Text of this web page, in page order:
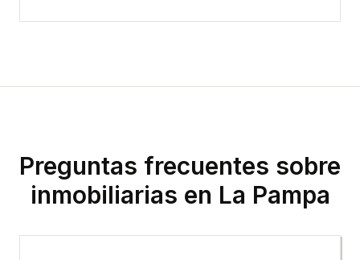
Preguntas frecuentes sobre
inmobiliarias en La Pampa